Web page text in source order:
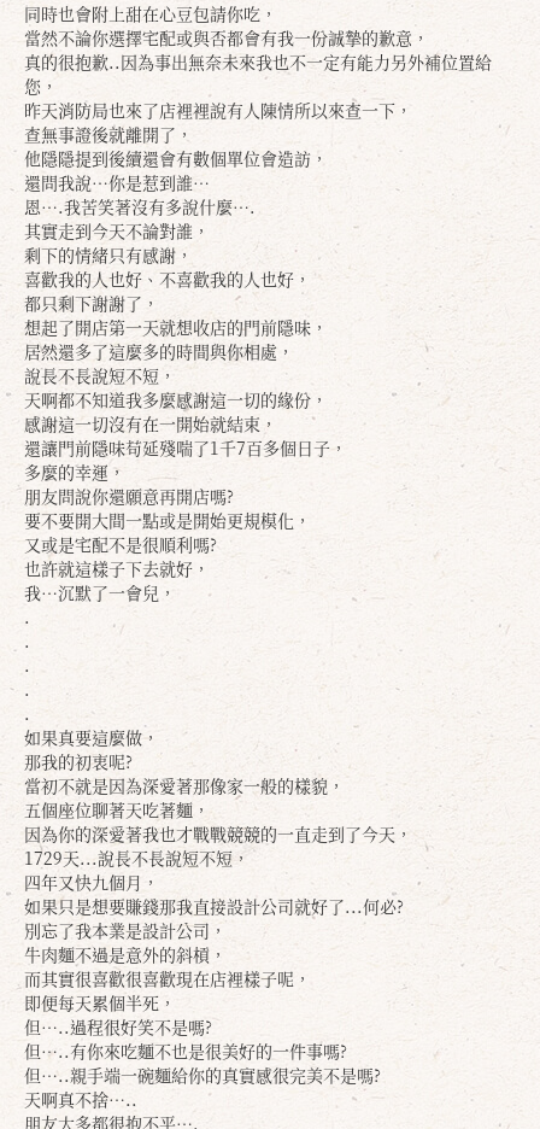
同時也會附上甜在心豆包請你吃，
當然不論你選擇宅配或與否都會有我一份誠摯的歉意，
真的很抱歉..因為事出無奈未來我也不一定有能力另外補位置給
您，
昨天消防局也來了店裡裡說有人陳情所以來查一下，
查無事證後就離開了，
他隱隱提到後續還會有數個單位會造訪，
還問我說…你是惹到誰…
恩….我苦笑著沒有多說什麼….
其實走到今天不論對誰，
剩下的情緒只有感謝，
喜歡我的人也好、不喜歡我的人也好，
都只剩下謝謝了，
想起了開店第一天就想收店的門前隱味，
居然還多了這麼多的時間與你相處，
說長不長說短不短，
天啊都不知道我多麼感謝這一切的緣份，
感謝這一切沒有在一開始就結束，
還讓門前隱味苟延殘喘了1千7百多個日子，
多麼的幸運，
朋友問說你還願意再開店嗎?
要不要開大間一點或是開始更規模化，
又或是宅配不是很順利嗎?
也許就這樣子下去就好，
我…沉默了一會兒，
.
.
.
.
.
如果真要這麼做，
那我的初衷呢?
當初不就是因為深愛著那像家一般的樣貌，
五個座位聊著天吃著麵，
因為你的深愛著我也才戰戰競競的一直走到了今天，
1729天...說長不長說短不短，
四年又快九個月，
如果只是想要賺錢那我直接設計公司就好了...何必?
別忘了我本業是設計公司，
牛肉麵不過是意外的斜槓，
而其實很喜歡很喜歡現在店裡樣子呢，
即便每天累個半死，
但…..過程很好笑不是嗎?
但…..有你來吃麵不也是很美好的一件事嗎?
但…..親手端一碗麵給你的真實感很完美不是嗎?
天啊真不捨…..
朋友大多都很抱不平….